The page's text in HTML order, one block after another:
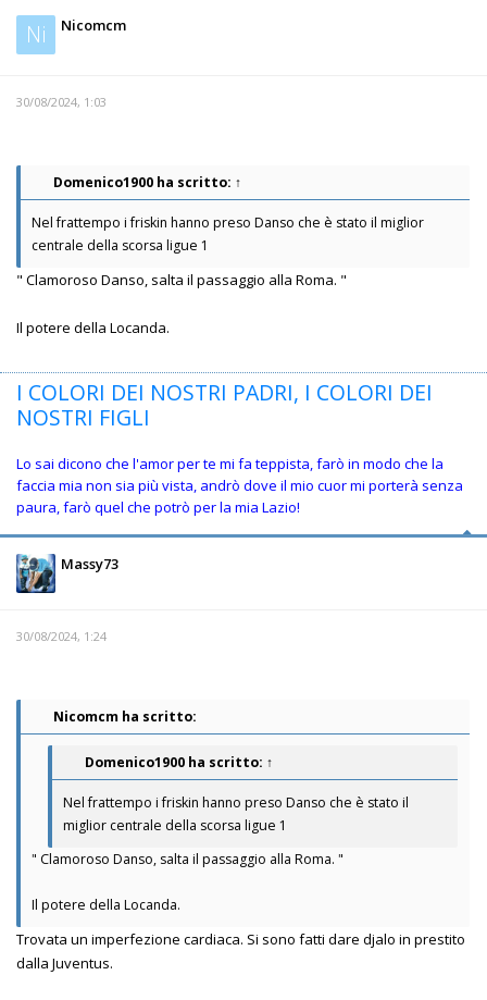
Ni Nicomcm
30/08/2024, 1:03
Domenico1900 ha scritto: ↑
Nel frattempo i friskin hanno preso Danso che è stato il miglior
centrale della scorsa ligue 1
" Clamoroso Danso, salta il passaggio alla Roma. "
Il potere della Locanda.
I COLORI DEI NOSTRI PADRI, I COLORI DEI
NOSTRI FIGLI
Lo sai dicono che l'amor per te mi fa teppista, farò in modo che la
faccia mia non sia più vista, andrò dove il mio cuor mi porterà senza
paura, farò quel che potrò per la mia Lazio!
Massy73
30/08/2024, 1:24
Nicomcm ha scritto:
Domenico1900 ha scritto: ↑
Nel frattempo i friskin hanno preso Danso che è stato il
miglior centrale della scorsa ligue 1
" Clamoroso Danso, salta il passaggio alla Roma. "
Il potere della Locanda.
Trovata un imperfezione cardiaca. Si sono fatti dare djalo in prestito
dalla Juventus.